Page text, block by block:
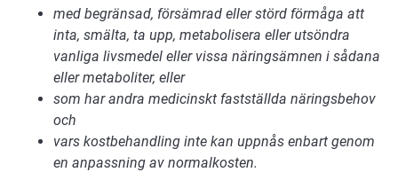
med begränsad, försämrad eller störd förmåga att
inta, smälta, ta upp, metabolisera eller utsöndra
vanliga livsmedel eller vissa näringsämnen i sådana
eller metaboliter, eller
som har andra medicinskt fastställda näringsbehov
och
vars kostbehandling inte kan uppnås enbart genom
en anpassning av normalkosten.